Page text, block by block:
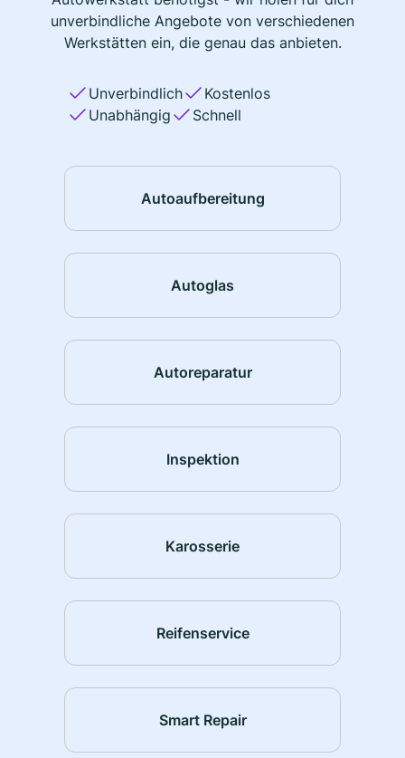
unverbindliche Angebote von verschiedenen
Werkstätten ein, die genau das anbieten.
Unverbindlich
Kostenlos
Unabhängig
Schnell
Autoaufbereitung
Autoglas
Autoreparatur
Inspektion
Karosserie
Reifenservice
Smart Repair